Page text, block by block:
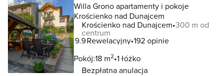
Willa Grono apartamenty i pokoje
Krościenko nad Dunajcem
Krościenko nad Dunajcem 300 m od
centrum
9.9Rewelacyjny 192 opinie
Pokój:18 m2 1 łóżko
Bezpłatna anulacja